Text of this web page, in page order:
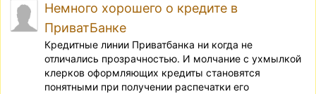
Немного хорошего о кредите в
ПриватБанке
Кредитные линии Приватбанка ни когда не
отличались прозрачностью. И молчание с ухмылкой
клерков оформляющих кредиты становятся
понятными при получении распечатки его